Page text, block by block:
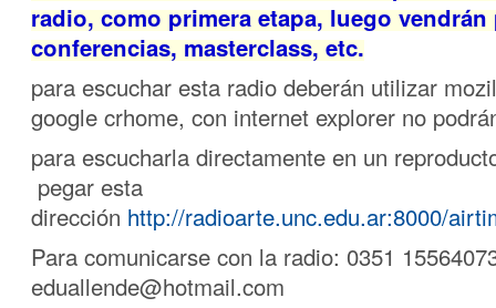
radio, como primera etapa, luego vendrán
conferencias, masterclass, etc.
para escuchar esta radio deberán utilizar
google crhome, con internet explorer no
para escucharla directamente en un
pegar esta
dirección http://radioarte.unc.edu.ar:8000/
Para comunicarse con la radio: 0351
eduallende@hotmail.com